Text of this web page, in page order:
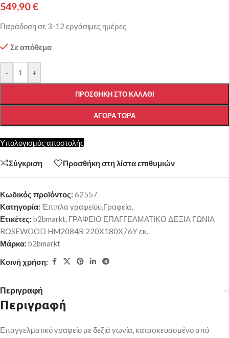
549,90€
Παράδοση σε 3-12 εργάσιμες ημέρες
Σε απόθεμα
- +
ΠΡΟΣΘΉΚΗ ΣΤΟ ΚΑΛΆΘΙ
ΑΓΟΡΆ ΤΏΡΑ
Υπολογισμός αποστολής
Σύγκριση Προσθήκη στη λίστα επιθυμιών
Κωδικός προϊόντος: 62557
Κατηγορία: Έπιπλα γραφείου,Γραφεία,
Ετικέτες: b2bmarkt, ΓΡΑΦΕΙΟ ΕΠΑΓΓΕΛΜΑΤΙΚΟ ΔΕΞΙΑ ΓΩΝΙΑ
ROSEWOOD HM2084R 220X180X76Υ εκ.
Μάρκα: b2bmarkt
Κοινή χρήση:
Περιγραφή
Περιγραφή
Επαγγελματικό γραφείο με δεξιά γωνία, κατασκευασμένο από